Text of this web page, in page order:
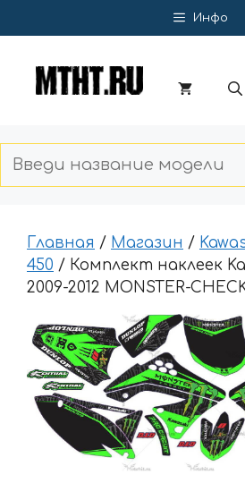
к
Инфо
Главная / Магазин /
450 / Комплект наклеек
2009-2012 MONSTER-